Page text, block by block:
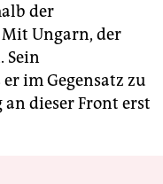
der
Ungarn, der
Sein
im Gegensatz zu
dieser Front erst